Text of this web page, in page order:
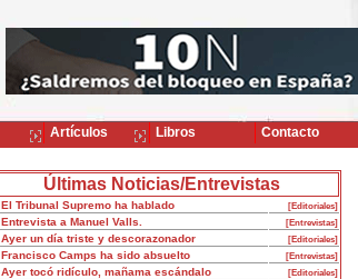
Últimas Noticias/Entrevistas
El Tribunal Supremo ha hablado [Editoriales]
Entrevista a Manuel Valls. [Entrevistas]
Ayer un día triste y descorazonador [Editoriales]
Francisco Camps ha sido absuelto [Entrevistas]
Ayer tocó ridículo, mañama escándalo [Editoriales]
Artículos Libros Contacto